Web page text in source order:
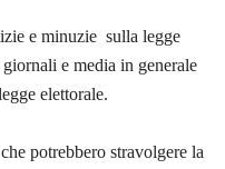
e minuzie sulla legge
e media in generale
elettorale.
che potrebbero stravolgere la